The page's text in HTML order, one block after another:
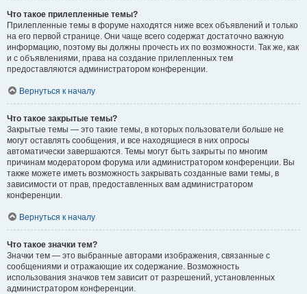
Что такое прилепленные темы?
Прилепленные темы в форуме находятся ниже всех объявлений и только
на его первой странице. Они чаще всего содержат достаточно важную
информацию, поэтому вы должны прочесть их по возможности. Так же, как
и с объявлениями, права на создание прилепленных тем
предоставляются администратором конференции.
Вернуться к началу
Что такое закрытые темы?
Закрытые темы — это такие темы, в которых пользователи больше не
могут оставлять сообщения, и все находящиеся в них опросы
автоматически завершаются. Темы могут быть закрыты по многим
причинам модератором форума или администратором конференции. Вы
также можете иметь возможность закрывать созданные вами темы, в
зависимости от прав, предоставленных вам администратором
конференции.
Вернуться к началу
Что такое значки тем?
Значки тем — это выбранные авторами изображения, связанные с
сообщениями и отражающие их содержание. Возможность
использования значков тем зависит от разрешений, установленных
администратором конференции.